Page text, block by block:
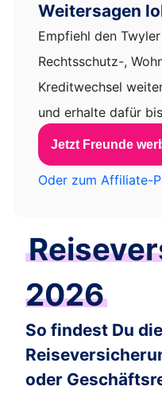
Weitersagen
Empfiehl den
Rechtsschutz-,
Kreditwechsel
und erhalte dafür
Jetzt Freunde
Oder zum Affiliate-
2026
So findest Du
oder